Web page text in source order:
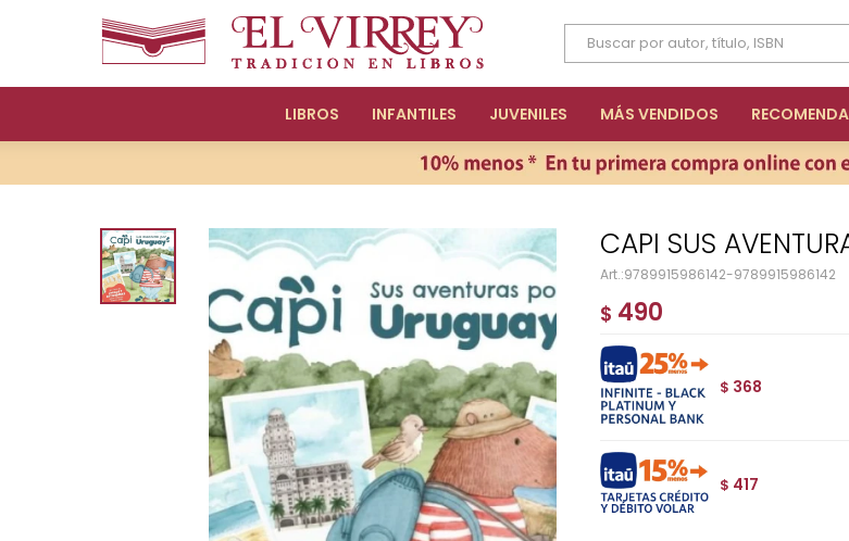
LIBROS INFANTILES JUVENILES MÁS VENDIDOS
CAPI SUS
9789915986142-9789915986142
$ 490
$ 368
$ 417